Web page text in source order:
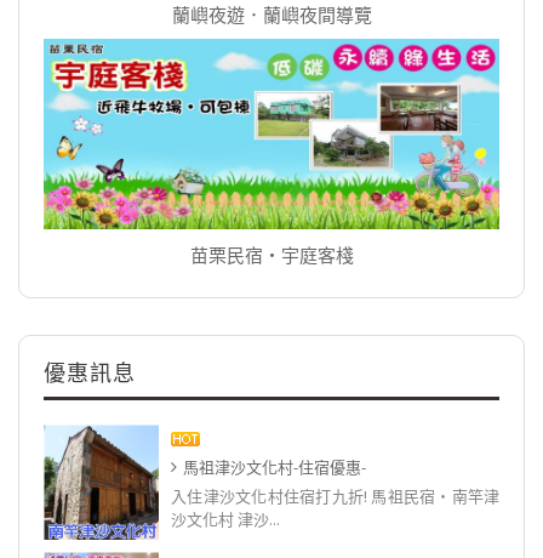
蘭嶼夜遊．蘭嶼夜間導覽
苗栗民宿‧宇庭客棧
優惠訊息
馬祖津沙文化村-住宿優惠-
入住津沙文化村住宿打九折! 馬祖民宿‧南竿津
沙文化村 津沙...